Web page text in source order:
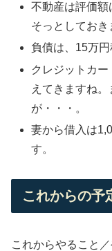
不動産は評価額
そっとしておき
負債は、15万円
クレジットカ
えてきますね
が・・・。
妻から借入は
す。
これからの予
これからやること